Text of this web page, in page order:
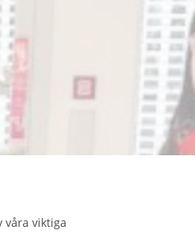
våra viktiga